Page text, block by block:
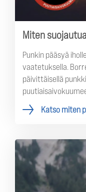
Miten
Punkin pääsyä
vaatetuksella.
päivittäisellä
Katso miten